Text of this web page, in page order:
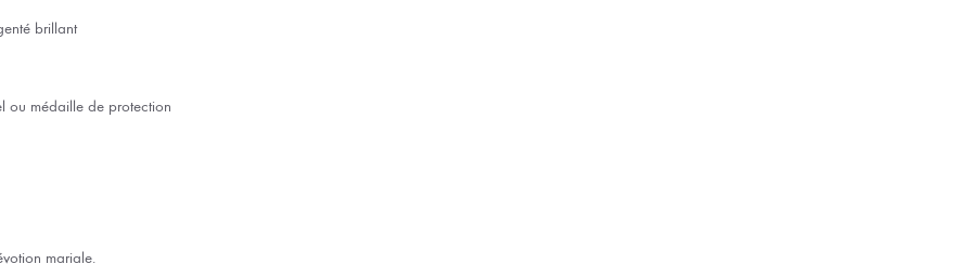
brillant
ou médaille de protection
mariale.